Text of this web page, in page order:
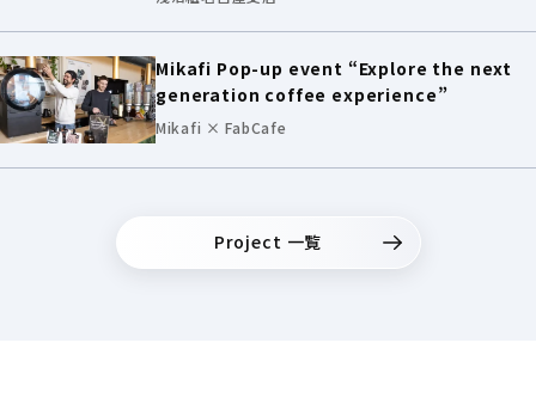
Mikafi Pop-up event “Explore the next
generation coffee experience”
Mikafi × FabCafe
Project 一覧